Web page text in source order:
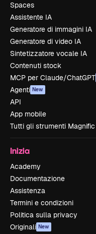
Spaces
Assistente IA
Generatore di immagini IA
Generatore di video IA
Sintetizzatore vocale IA
Contenuti stock
MCP per Claude/ChatGPT
Agenti New
API
App mobile
Tutti gli strumenti Magnific
Inizia
Academy
Documentazione
Assistenza
Termini e condizioni
Politica sulla privacy
Originali New